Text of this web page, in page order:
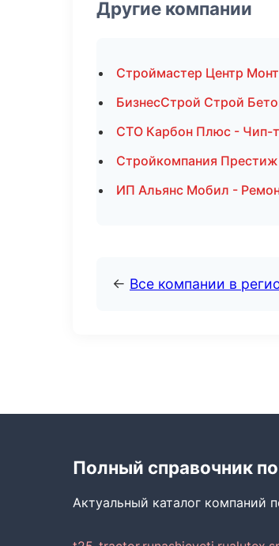
Другие компании
Строймастер Центр
БизнесСтрой Строй
СТО Карбон Плюс - Чип-
Стройкомпания
ИП Альянс Мобил -
← Все компании в
Полный справочник
Актуальный каталог компаний